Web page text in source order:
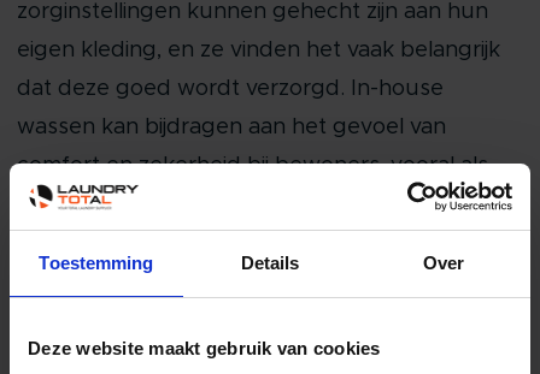
Toestemming Details Over
Deze website maakt gebruik van cookies
zorginstellingen kunnen gehecht zijn aan hun
eigen kleding, en ze vinden het vaak belangrijk
dat deze goed wordt verzorgd. In-house
wassen kan bijdragen aan het gevoel van
comfort en zekerheid bij bewoners, vooral als
hun kleding sneller beschikbaar is en minder
zijn er ook enkele nadelen, zoals hogere initiële